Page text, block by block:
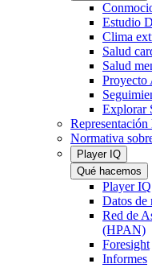
Estudio
Clima
Salud
Salud
Proyecto
Explorar
Representación
Normativa
Player IQ
Qué hacemos
Player
Datos de
Red de
(HPAN)
Foresight
Informes